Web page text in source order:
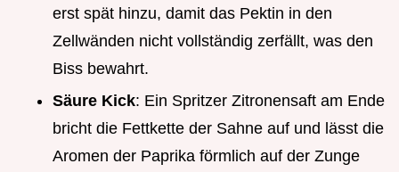
erst spät hinzu, damit das Pektin in den
Zellwänden nicht vollständig zerfällt, was den
Biss bewahrt.
Säure Kick: Ein Spritzer Zitronensaft am Ende
bricht die Fettkette der Sahne auf und lässt die
Aromen der Paprika förmlich auf der Zunge